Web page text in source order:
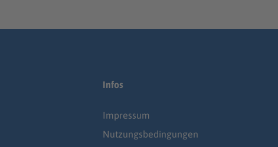
Infos
Impressum
Nutzungsbedingungen